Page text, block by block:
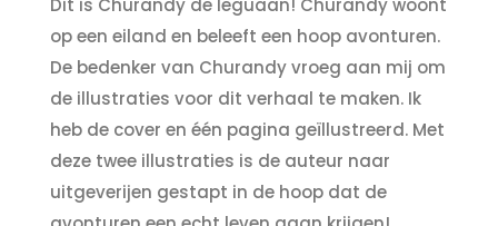
Dit is Churandy de leguaan! Churandy woont
op een eiland en beleeft een hoop avonturen.
De bedenker van Churandy vroeg aan mij om
de illustraties voor dit verhaal te maken. Ik
heb de cover en één pagina geïllustreerd. Met
deze twee illustraties is de auteur naar
uitgeverijen gestapt in de hoop dat de